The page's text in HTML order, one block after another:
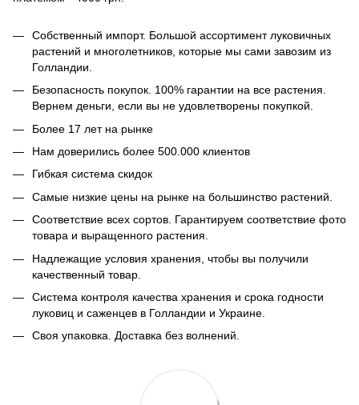
Собственный импорт. Большой ассортимент луковичных
растений и многолетников, которые мы сами завозим из
Голландии.
Безопасность покупок. 100% гарантии на все растения.
Вернем деньги, если вы не удовлетворены покупкой.
Более 17 лет на рынке
Нам доверились более 500.000 клиентов
Гибкая система скидок
Самые низкие цены на рынке на большинство растений.
Соответствие всех сортов. Гарантируем соответствие фото
товара и выращенного растения.
Надлежащие условия хранения, чтобы вы получили
качественный товар.
Система контроля качества хранения и срока годности
луковиц и саженцев в Голландии и Украине.
Своя упаковка. Доставка без волнений.